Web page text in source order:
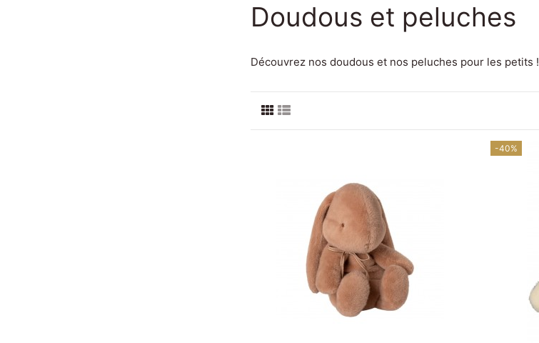
Doudous et peluches
Découvrez nos doudous et nos peluches pour les petits !
-40%